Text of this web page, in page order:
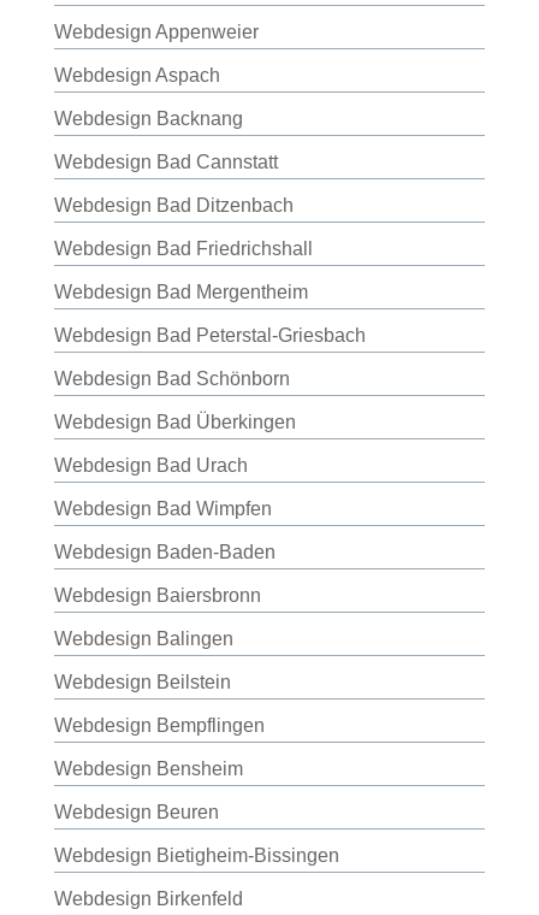
Webdesign Appenweier
Webdesign Aspach
Webdesign Backnang
Webdesign Bad Cannstatt
Webdesign Bad Ditzenbach
Webdesign Bad Friedrichshall
Webdesign Bad Mergentheim
Webdesign Bad Peterstal-Griesbach
Webdesign Bad Schönborn
Webdesign Bad Überkingen
Webdesign Bad Urach
Webdesign Bad Wimpfen
Webdesign Baden-Baden
Webdesign Baiersbronn
Webdesign Balingen
Webdesign Beilstein
Webdesign Bempflingen
Webdesign Bensheim
Webdesign Beuren
Webdesign Bietigheim-Bissingen
Webdesign Birkenfeld